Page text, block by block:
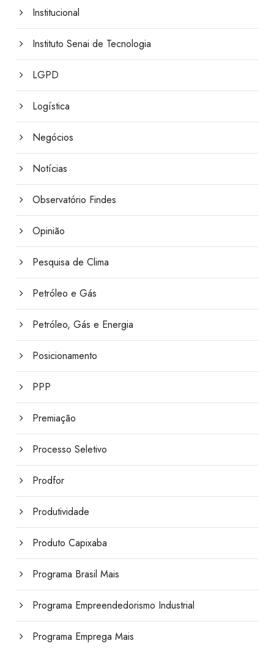
Institucional
Instituto Senai de Tecnologia
LGPD
Logística
Negócios
Notícias
Observatório Findes
Opinião
Pesquisa de Clima
Petróleo e Gás
Petróleo, Gás e Energia
Posicionamento
PPP
Premiação
Processo Seletivo
Prodfor
Produtividade
Produto Capixaba
Programa Brasil Mais
Programa Empreendedorismo Industrial
Programa Emprega Mais